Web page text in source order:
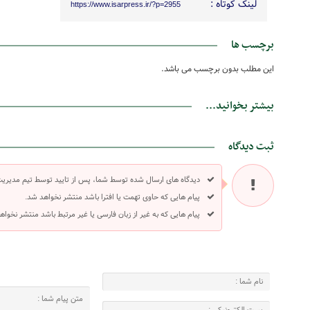
لینک کوتاه : https://www.isarpress.ir/?p=2955
برچسب ها
این مطلب بدون برچسب می باشد.
بیشتر بخوانید...
ثبت دیدگاه
دیدگاه های ارسال شده توسط شما، پس از تایید توسط تیم
پیام هایی که حاوی تهمت یا افترا باشد منتشر نخواهد شد.
پیام هایی که به غیر از زبان فارسی یا غیر مرتبط باشد منتشر